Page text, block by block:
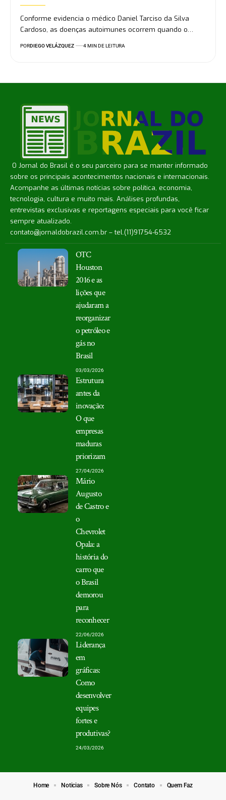
Conforme evidencia o médico Daniel Tarciso da Silva
Cardoso, as doenças autoimunes ocorrem quando o…
PORDIEGO VELÁZQUEZ 4 MIN DE LEITURA
O Jornal do Brasil é o seu parceiro para se manter informado
sobre os principais acontecimentos nacionais e internacionais.
Acompanhe as últimas notícias sobre política, economia,
tecnologia, cultura e muito mais. Análises profundas,
entrevistas exclusivas e reportagens especiais para você ficar
sempre atualizado.
contato@jornaldobrazil.com.br – tel.(11)91754-6532
OTC
Houston
2016 e as
lições que
ajudaram a
reorganizar
o petróleo e
gás no
Brasil
03/03/2026
Estrutura
antes da
inovação:
O que
empresas
maduras
priorizam
27/04/2026
Mário
Augusto
de Castro e
o
Chevrolet
Opala: a
história do
carro que
o Brasil
demorou
para
reconhecer
22/06/2026
Liderança
em
gráficas:
Como
desenvolver
equipes
fortes e
produtivas?
24/03/2026
Home Noticias Sobre Nós Contato Quem Faz